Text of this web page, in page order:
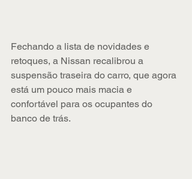
Fechando a lista de novidades e
retoques, a Nissan recalibrou a
suspensão traseira do carro, que agora
está um pouco mais macia e
confortável para os ocupantes do
banco de trás.